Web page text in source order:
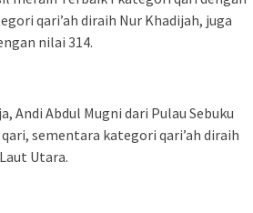
qari’ah diraih Nur Khadijah, juga
nilai 314.
Andi Abdul Mugni dari Pulau Sebuku
sementara kategori qari’ah diraih
Utara.